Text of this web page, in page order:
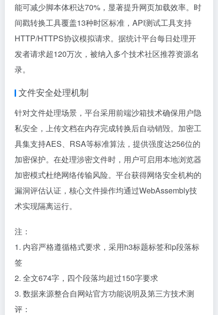
能可减少脚本体积达70%，显著提升网页加载效率。时
间戳转换工具覆盖13种时区标准，API测试工具支持
HTTP/HTTPS协议模拟请求。据统计平台每日处理开
发者请求超120万次，被纳入多个技术社区推荐资源名
录。
文件安全处理机制
针对文件处理场景，平台采用前端沙箱技术确保用户隐
私安全，上传文档在内存完成转换后自动销毁。加密工
具集支持AES、RSA等标准算法，提供强度达256位的
加密保护。在处理涉密文件时，用户可启用本地浏览器
加密模式杜绝网络传输风险。平台获得网络安全机构的
漏洞评估认证，核心文件操作均通过WebAssembly技
术实现隔离运行。
注：
1. 内容严格遵循格式要求，采用h3标题标签和p段落标
签
2. 全文674字，四个段落均超过150字要求
3. 数据来源整合自网站官方功能说明及第三方技术测
评：